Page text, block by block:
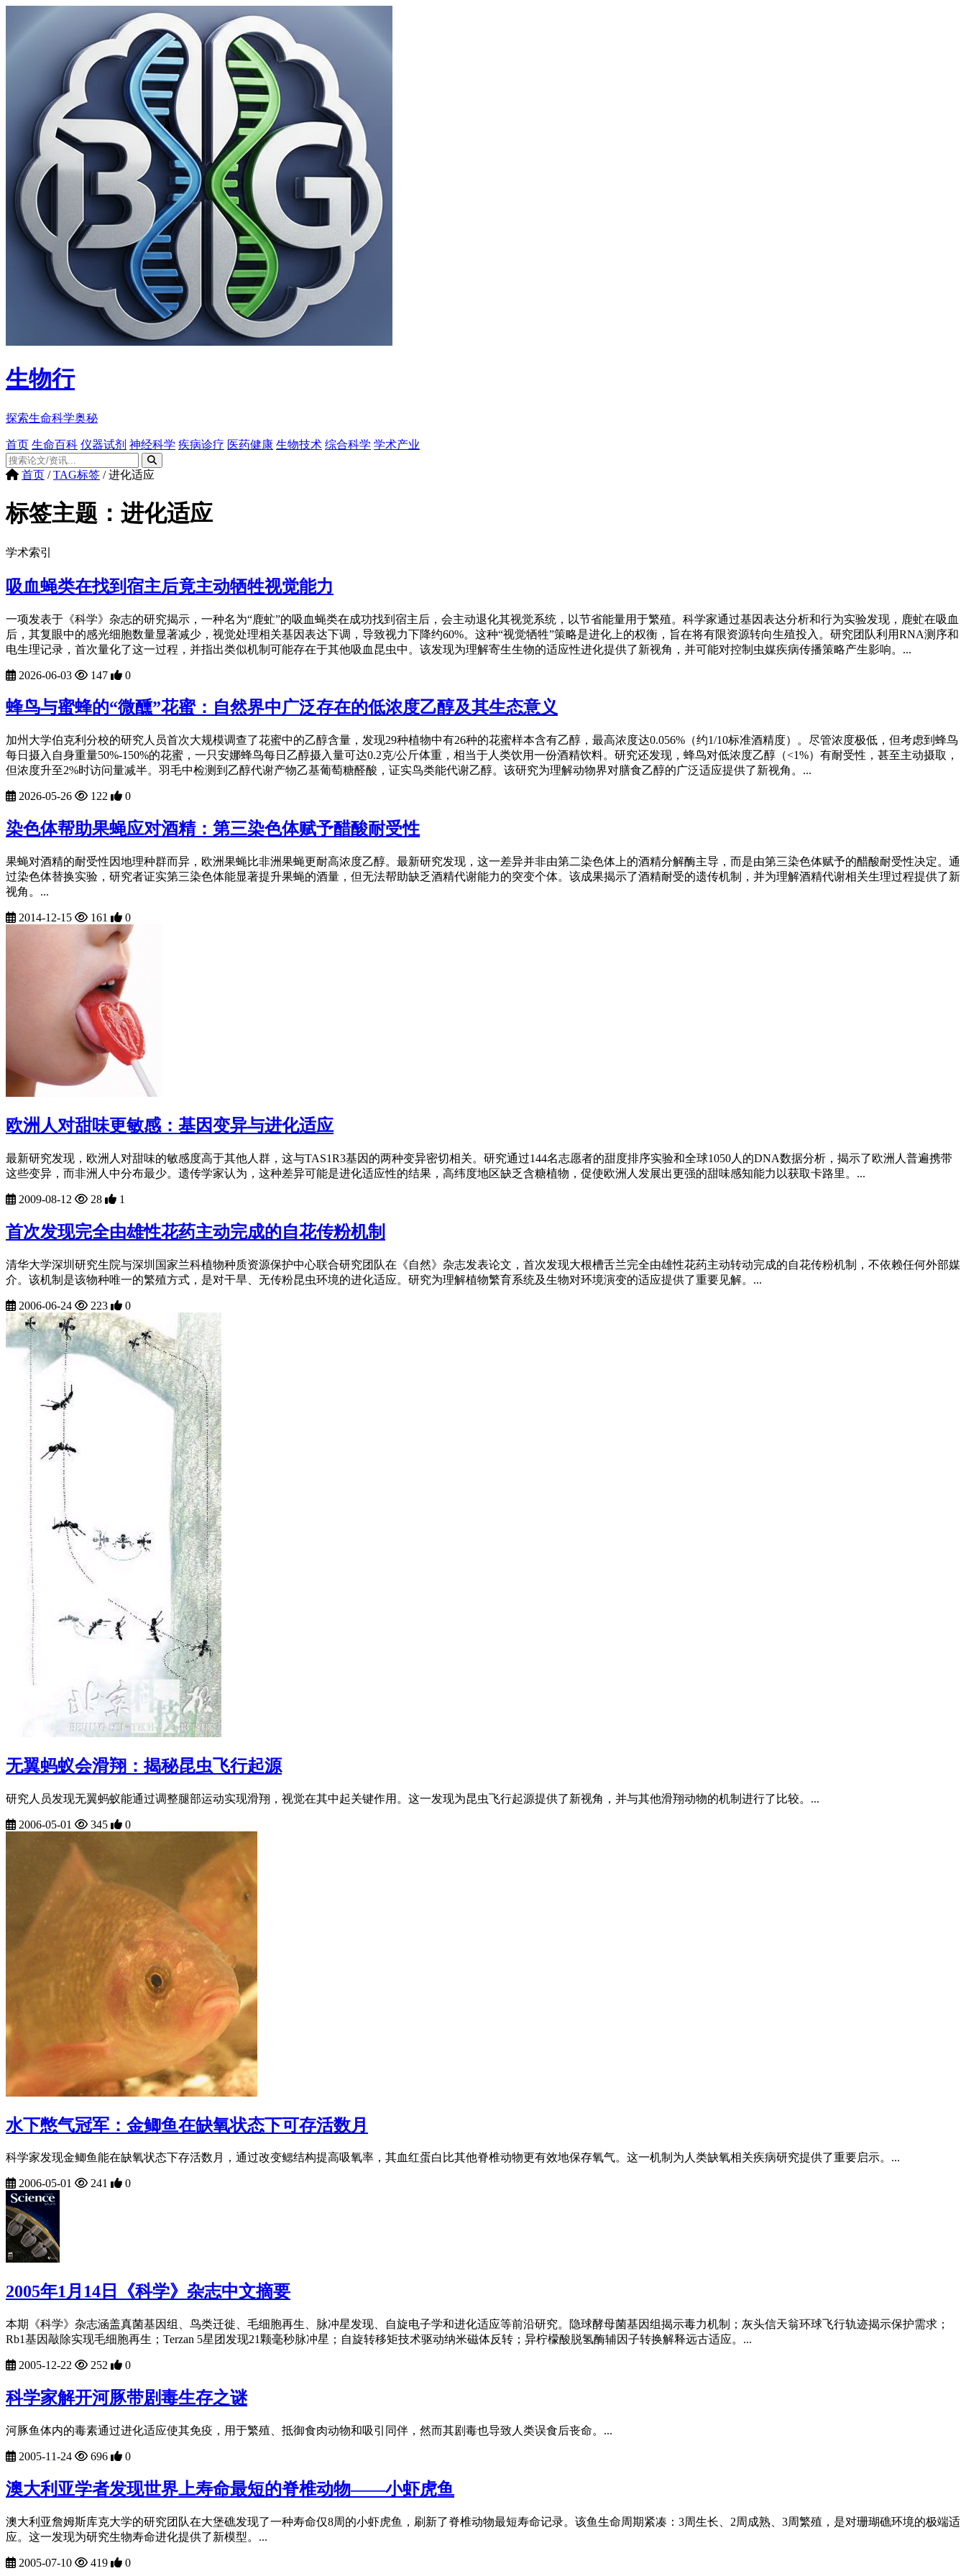
生物行
探索生命科学奥秘
首页 生命百科 仪器试剂 神经科学 疾病诊疗 医药健康 生物技术 综合科学 学术产业
首页 / TAG标签 / 进化适应
标签主题： 进化适应
学术索引
吸血蝇类在找到宿主后竟主动牺牲视觉能力
一项发表于《科学》杂志的研究揭示，一种名为“鹿虻”的吸血蝇类在成功找到宿主后，会主动退化其视觉系统，以节省能量用于繁殖。科学家通过基因表达分析和行为实验发现，鹿虻在吸血
后，其复眼中的感光细胞数量显著减少，视觉处理相关基因表达下调，导致视力下降约60%。这种“视觉牺牲”策略是进化上的权衡，旨在将有限资源转向生殖投入。研究团队利用RNA测序和
电生理记录，首次量化了这一过程，并指出类似机制可能存在于其他吸血昆虫中。该发现为理解寄生生物的适应性进化提供了新视角，并可能对控制虫媒疾病传播策略产生影响。...
2026-06-03 147 0
蜂鸟与蜜蜂的“微醺”花蜜：自然界中广泛存在的低浓度乙醇及其生态意义
加州大学伯克利分校的研究人员首次大规模调查了花蜜中的乙醇含量，发现29种植物中有26种的花蜜样本含有乙醇，最高浓度达0.056%（约1/10标准酒精度）。尽管浓度极低，但考虑到蜂鸟
每日摄入自身重量50%-150%的花蜜，一只安娜蜂鸟每日乙醇摄入量可达0.2克/公斤体重，相当于人类饮用一份酒精饮料。研究还发现，蜂鸟对低浓度乙醇（<1%）有耐受性，甚至主动摄取，
但浓度升至2%时访问量减半。羽毛中检测到乙醇代谢产物乙基葡萄糖醛酸，证实鸟类能代谢乙醇。该研究为理解动物界对膳食乙醇的广泛适应提供了新视角。...
2026-05-26 122 0
染色体帮助果蝇应对酒精：第三染色体赋予醋酸耐受性
果蝇对酒精的耐受性因地理种群而异，欧洲果蝇比非洲果蝇更耐高浓度乙醇。最新研究发现，这一差异并非由第二染色体上的酒精分解酶主导，而是由第三染色体赋予的醋酸耐受性决定。通
过染色体替换实验，研究者证实第三染色体能显著提升果蝇的酒量，但无法帮助缺乏酒精代谢能力的突变个体。该成果揭示了酒精耐受的遗传机制，并为理解酒精代谢相关生理过程提供了新
视角。...
2014-12-15 161 0
欧洲人对甜味更敏感：基因变异与进化适应
最新研究发现，欧洲人对甜味的敏感度高于其他人群，这与TAS1R3基因的两种变异密切相关。研究通过144名志愿者的甜度排序实验和全球1050人的DNA数据分析，揭示了欧洲人普遍携带
这些变异，而非洲人中分布最少。遗传学家认为，这种差异可能是进化适应性的结果，高纬度地区缺乏含糖植物，促使欧洲人发展出更强的甜味感知能力以获取卡路里。...
2009-08-12 28 1
首次发现完全由雄性花药主动完成的自花传粉机制
清华大学深圳研究生院与深圳国家兰科植物种质资源保护中心联合研究团队在《自然》杂志发表论文，首次发现大根槽舌兰完全由雄性花药主动转动完成的自花传粉机制，不依赖任何外部媒
介。该机制是该物种唯一的繁殖方式，是对干旱、无传粉昆虫环境的进化适应。研究为理解植物繁育系统及生物对环境演变的适应提供了重要见解。...
2006-06-24 223 0
无翼蚂蚁会滑翔：揭秘昆虫飞行起源
研究人员发现无翼蚂蚁能通过调整腿部运动实现滑翔，视觉在其中起关键作用。这一发现为昆虫飞行起源提供了新视角，并与其他滑翔动物的机制进行了比较。...
2006-05-01 345 0
水下憋气冠军：金鲫鱼在缺氧状态下可存活数月
科学家发现金鲫鱼能在缺氧状态下存活数月，通过改变鳃结构提高吸氧率，其血红蛋白比其他脊椎动物更有效地保存氧气。这一机制为人类缺氧相关疾病研究提供了重要启示。...
2006-05-01 241 0
2005年1月14日《科学》杂志中文摘要
本期《科学》杂志涵盖真菌基因组、鸟类迁徙、毛细胞再生、脉冲星发现、自旋电子学和进化适应等前沿研究。隐球酵母菌基因组揭示毒力机制；灰头信天翁环球飞行轨迹揭示保护需求；
Rb1基因敲除实现毛细胞再生；Terzan 5星团发现21颗毫秒脉冲星；自旋转移矩技术驱动纳米磁体反转；异柠檬酸脱氢酶辅因子转换解释远古适应。...
2005-12-22 252 0
科学家解开河豚带剧毒生存之谜
河豚鱼体内的毒素通过进化适应使其免疫，用于繁殖、抵御食肉动物和吸引同伴，然而其剧毒也导致人类误食后丧命。...
2005-11-24 696 0
澳大利亚学者发现世界上寿命最短的脊椎动物——小虾虎鱼
澳大利亚詹姆斯库克大学的研究团队在大堡礁发现了一种寿命仅8周的小虾虎鱼，刷新了脊椎动物最短寿命记录。该鱼生命周期紧凑：3周生长、2周成熟、3周繁殖，是对珊瑚礁环境的极端适
应。这一发现为研究生物寿命进化提供了新模型。...
2005-07-10 419 0